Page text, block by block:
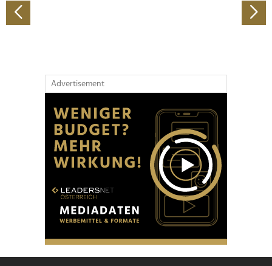
haben oder die sie im Rahmen Ihrer Nutzung der Dienste
gesammelt haben.
Advertisement